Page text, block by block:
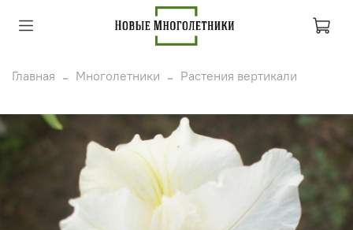
Главная Многолетники Растения вертикали